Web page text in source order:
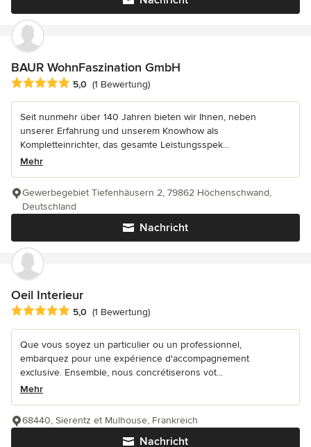
BAUR WohnFaszination GmbH
Durchschnittliche Bewertung: 5 von 5 Sternen
5,0 (1 Bewertung)
Seit nunmehr über 140 Jahren bieten wir Ihnen, neben
unserer Erfahrung und unserem Knowhow als
Kompletteinrichter, das gesamte Leistungsspek...
Mehr
Nachricht
Gewerbegebiet Tiefenhäusern 2, 79862 Höchenschwand,
Deutschland
Oeil Interieur
Durchschnittliche Bewertung: 5 von 5 Sternen
5,0 (1 Bewertung)
Que vous soyez un particulier ou un professionnel,
embarquez pour une expérience d'accompagnement
exclusive. Ensemble, nous concrétiserons vot...
Mehr
Nachricht
68440, Sierentz et Mulhouse, Frankreich